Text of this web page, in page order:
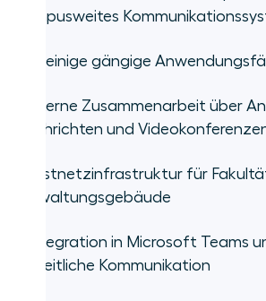
campusweites
Hier einige gängige
Interne Zusammenarbeit über
Nachrichten und
Festnetzinfrastruktur für
Verwaltungsgebäude
Integration in Microsoft Teams
einheitliche Kommunikation